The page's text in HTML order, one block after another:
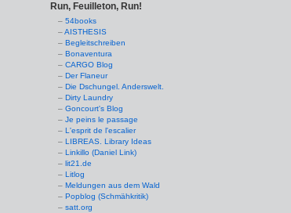
Run, Feuilleton, Run!
54books
AISTHESIS
Begleitschreiben
Bonaventura
CARGO Blog
Der Flaneur
Die Dschungel. Anderswelt.
Dirty Laundry
Goncourt's Blog
Je peins le passage
L'esprit de l'escalier
LIBREAS. Library Ideas
Linkillo (Daniel Link)
lit21.de
Litlog
Meldungen aus dem Wald
Popblog (Schmähkritik)
satt.org